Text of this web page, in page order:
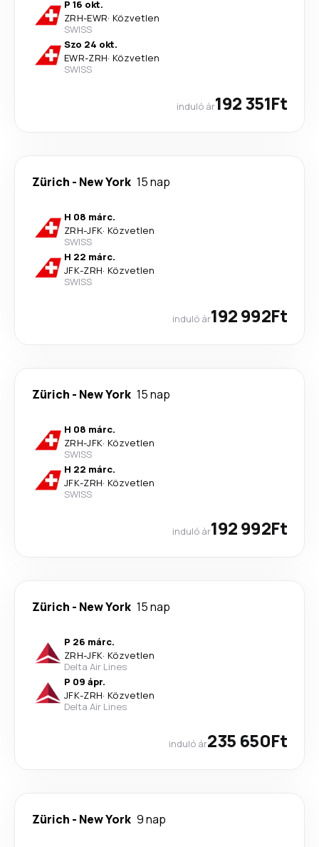
P 16 okt.
ZRH-EWR· Közvetlen
SWISS
Szo 24 okt.
EWR-ZRH· Közvetlen
SWISS
induló ár192 351Ft
Zürich - New York 15 nap
H 08 márc.
ZRH-JFK· Közvetlen
SWISS
H 22 márc.
JFK-ZRH· Közvetlen
SWISS
induló ár192 992Ft
Zürich - New York 15 nap
H 08 márc.
ZRH-JFK· Közvetlen
SWISS
H 22 márc.
JFK-ZRH· Közvetlen
SWISS
induló ár192 992Ft
Zürich - New York 15 nap
P 26 márc.
ZRH-JFK· Közvetlen
Delta Air Lines
P 09 ápr.
JFK-ZRH· Közvetlen
Delta Air Lines
induló ár235 650Ft
Zürich - New York 9 nap